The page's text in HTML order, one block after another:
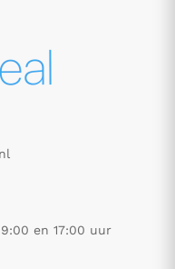
en 17:00 uur